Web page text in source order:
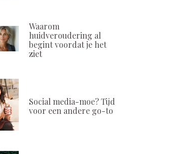
Waarom
huidveroudering al
begint voordat je het
ziet
Social media-moe? Tijd
voor een andere go-to